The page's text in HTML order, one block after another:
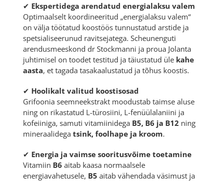
✔ Ekspertidega arendatud energialaksu valem
Optimaalselt koordineeritud „energialaksu valem“
on välja töötatud koostöös tunnustatud arstide ja
spetsialiseerunud ravitsejatega. Scheunenguti
arendusmeeskond dr Stockmanni ja proua Jolanta
juhtimisel on toodet testitud ja täiustatud üle kahe
aasta, et tagada tasakaalustatud ja tõhus koostis.
✔ Hoolikalt valitud koostisosad
Grifoonia seemneekstrakt moodustab taimse aluse
ning on rikastatud L-türosiini, L-fenüülalaniini ja
kofeiiniga, samuti vitamiinidega B5, B6 ja B12 ning
mineraalidega tsink, foolhape ja kroom.
✔ Energia ja vaimse sooritusvõime toetamine
Vitamiin B6 aitab kaasa normaalsele
energiavahetusele, B5 aitab vähendada väsimust ja